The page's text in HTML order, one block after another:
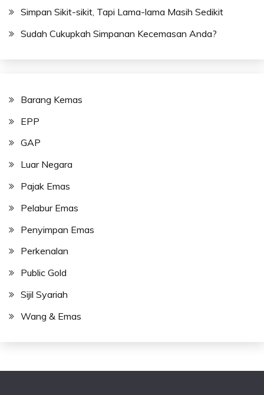
Simpan Sikit-sikit, Tapi Lama-lama Masih Sedikit
Sudah Cukupkah Simpanan Kecemasan Anda?
Barang Kemas
EPP
GAP
Luar Negara
Pajak Emas
Pelabur Emas
Penyimpan Emas
Perkenalan
Public Gold
Sijil Syariah
Wang & Emas